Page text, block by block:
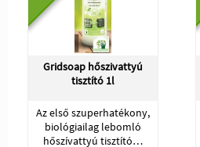
Gridsoap hőszivattyú
tisztító 1l
Az első szuperhatékony,
biológiailag lebomló
hőszívattyú tisztító…